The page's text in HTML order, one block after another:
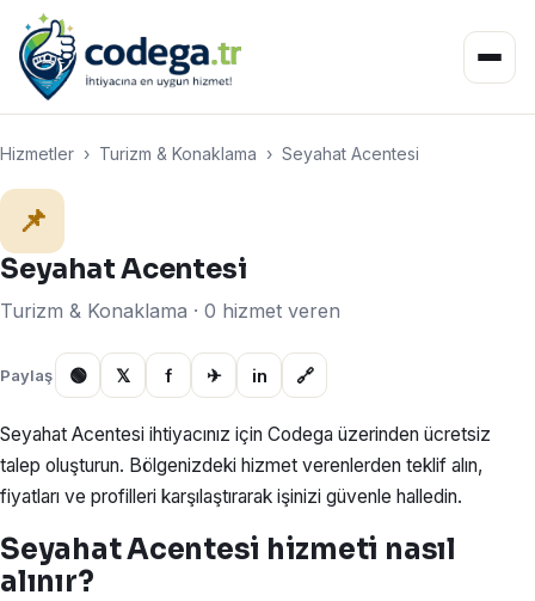
Hizmetler › Turizm & Konaklama › Seyahat Acentesi
📌
Seyahat Acentesi
Turizm & Konaklama · 0 hizmet veren
Paylaş 🟢 𝕏 f ✈ in 🔗
Seyahat Acentesi ihtiyacınız için Codega üzerinden ücretsiz
talep oluşturun. Bölgenizdeki hizmet verenlerden teklif alın,
fiyatları ve profilleri karşılaştırarak işinizi güvenle halledin.
Seyahat Acentesi hizmeti nasıl
alınır?